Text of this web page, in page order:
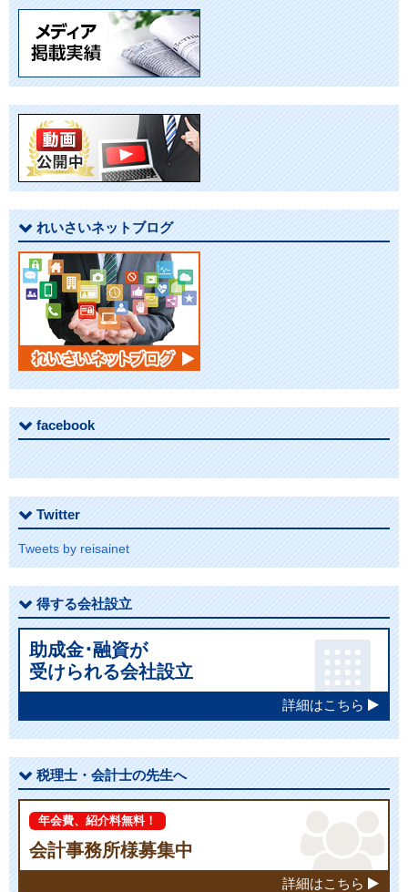
ゲ
ー
シ
ョ
ン
れいさいネットブログ
facebook
Twitter
Tweets by reisainet
得する会社設立
助成金･融資が
受けられる会社設立
詳細はこちら
税理士・会計士の先生へ
年会費、紹介料無料！
会計事務所様募集中
詳細はこちら